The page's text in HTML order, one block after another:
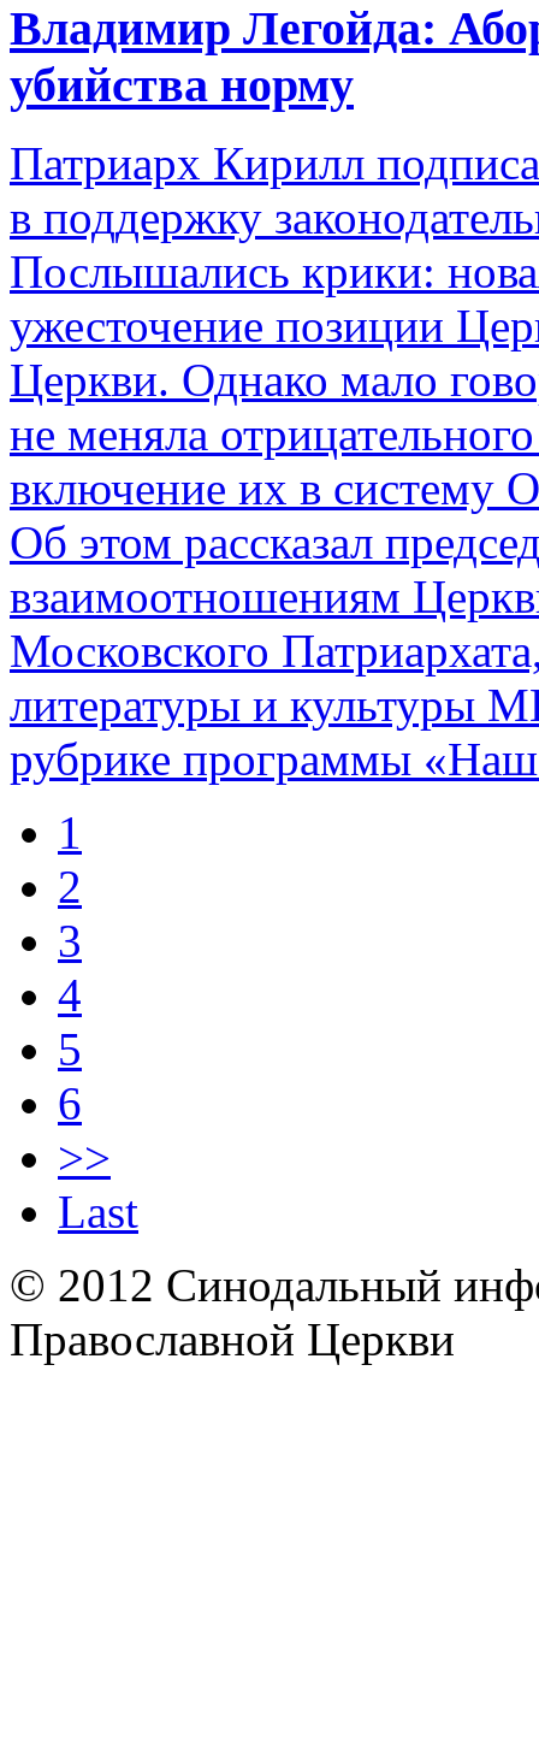
Владимир Легойда:
убийства норму
Патриарх Кирилл
в поддержку
Послышались крики:
ужесточение позиции
Церкви. Однако мало
не меняла
включение их в систему
Об этом рассказал
взаимоотношениям
Московского
литературы и культуры
рубрике программы
1
2
3
4
5
6
>>
Last
© 2012 Синодальный
Православной Церкви